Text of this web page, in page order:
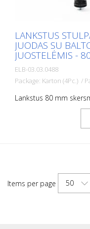
LANKSTUS
JUODAS SU
JUOSTELĖMIS -
ELB-03.03.0488
Package: Karton (4Pc.) /
Lankstus 80 mm
skersmens stulpas,
darbams. Su baltos
stiklo rutuliukų
Elastiški, todėl lengvai
Items per page 50